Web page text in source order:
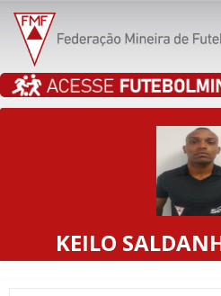
KEILO